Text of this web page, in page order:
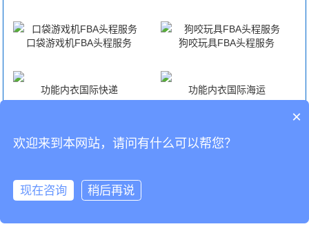
口袋游戏机FBA头程服务 狗咬玩具FBA头程服务
功能内衣国际快递 功能内衣国际海运
功能内衣国际空运 功能内衣海外仓代发货
CopyRight © 深圳市韬博供应链有限公司
×
欢迎来到本网站，请问有什么可以帮您？
现在咨询 稍后再说